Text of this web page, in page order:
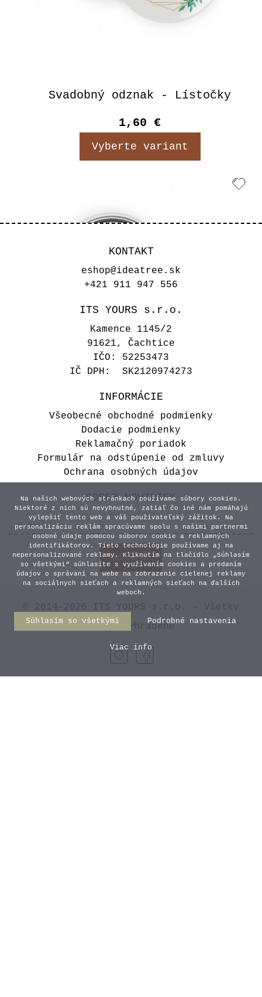
Svadobný odznak - Lístočky
1,60 €
Vyberte variant
Svadobný odznak - Zelený
venček
1,60 €
Vyberte variant
KONTAKT
eshop@ideatree.sk
+421 911 947 556
ITS YOURS s.r.o.
Kamence 1145/2
91621, Čachtice
IČO: 52253473
IČ DPH: SK2120974273
INFORMÁCIE
Všeobecné obchodné podmienky
Dodacie podmienky
Reklamačný poriadok
Formulár na odstúpenie od zmluvy
Ochrana osobných údajov
ODBER NOVINIEK
© 2014–2026 ITS YOURS s.r.o. – Všetky
práva vyhradené
Na našich webových stránkach používame súbory cookies.
Niektoré z nich sú nevyhnutné, zatiaľ čo iné nám pomáhajú
vylepšiť tento web a váš používateľský zážitok. Na
personalizáciu reklám spracúvame spolu s našimi partnermi
osobné údaje pomocou súborov cookie a reklamných
identifikátorov. Tieto technológie používame aj na
nepersonalizované reklamy. Kliknutím na tlačidlo „Súhlasím
so všetkými“ súhlasíte s využívaním cookies a predaním
údajov o správaní na webe na zobrazenie cielenej reklamy
na sociálnych sieťach a reklamných sieťach na ďalších
weboch.
Súhlasím so všetkými Podrobné nastavenia
Viac info